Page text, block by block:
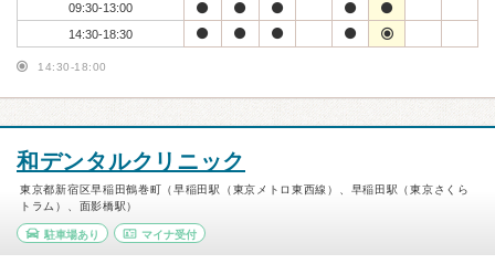
09:30-13:00
14:30-18:30
14:30-18:00
和デンタルクリニック
東京都新宿区早稲田鶴巻町（早稲田駅（東京メトロ東西線）、早稲田駅（東京さくら
トラム）、面影橋駅）
駐車場あり マイナ受付